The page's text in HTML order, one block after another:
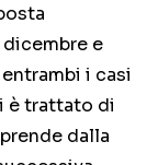
e
i casi
è trattato di
dalla